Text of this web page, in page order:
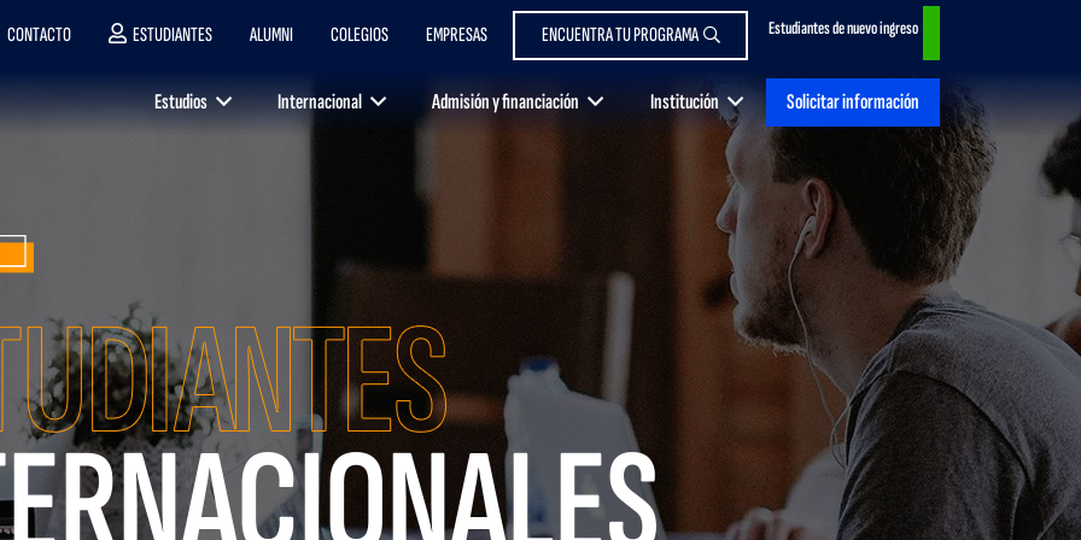
Estudiantes de nuevo ingreso
CONTACTO ESTUDIANTES ALUMNI COLEGIOS EMPRESAS ENCUENTRA TU PROGRAMA
Estudios Internacional Admisión y financiación Institución Solicitar información